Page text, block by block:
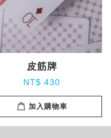
皮筋牌
NT$ 430
加入購物車